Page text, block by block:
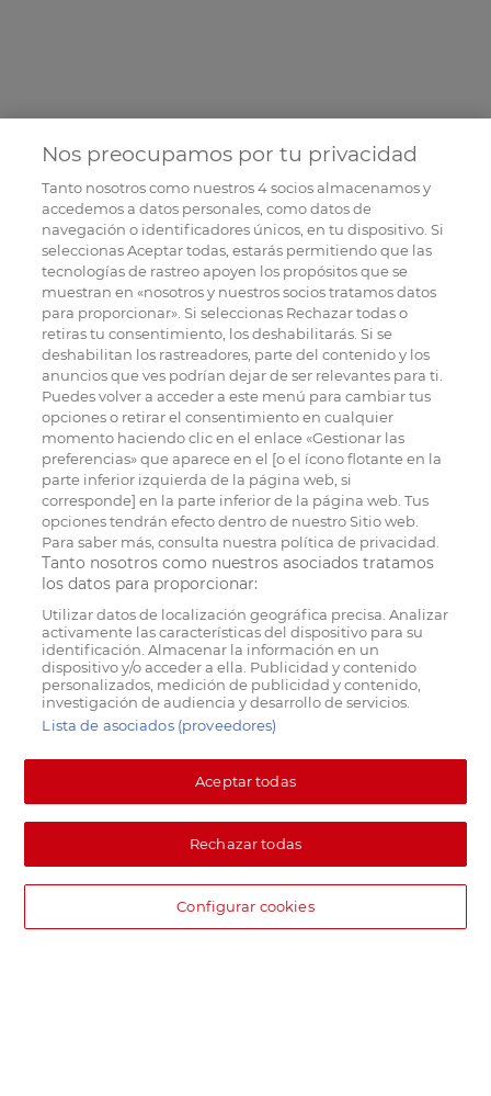
Nos preocupamos por tu privacidad
Tanto nosotros como nuestros4socios almacenamos y
accedemos a datos personales, como datos de
navegación o identificadores únicos, en tu dispositivo. Si
seleccionas Aceptar todas, estarás permitiendo que las
tecnologías de rastreo apoyen los propósitos que se
muestran en «nosotros y nuestros socios tratamos datos
para proporcionar». Si seleccionas Rechazar todas o
retiras tu consentimiento, los deshabilitarás. Si se
deshabilitan los rastreadores, parte del contenido y los
anuncios que ves podrían dejar de ser relevantes para ti.
Puedes volver a acceder a este menú para cambiar tus
opciones o retirar el consentimiento en cualquier
momento haciendo clic en el enlace «Gestionar las
preferencias» que aparece en el [o el ícono flotante en la
parte inferior izquierda de la página web, si
corresponde] en la parte inferior de la página web. Tus
opciones tendrán efecto dentro de nuestro Sitio web.
Para saber más, consulta nuestra política de privacidad.
Tanto nosotros como nuestros asociados tratamos
los datos para proporcionar:
Utilizar datos de localización geográfica precisa. Analizar
activamente las características del dispositivo para su
identificación. Almacenar la información en un
dispositivo y/o acceder a ella. Publicidad y contenido
personalizados, medición de publicidad y contenido,
investigación de audiencia y desarrollo de servicios.
Lista de asociados (proveedores)
Aceptar todas
Rechazar todas
Configurar cookies